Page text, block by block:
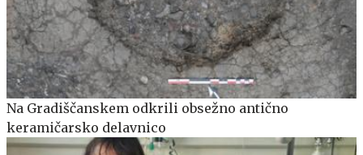
Na Gradiščanskem odkrili obsežno antično
keramičarsko delavnico